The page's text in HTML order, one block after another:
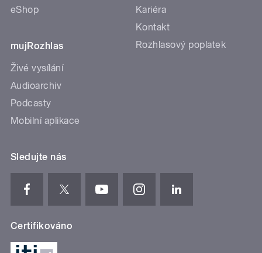
eShop
mujRozhlas
Živé vysílání
Audioarchiv
Podcasty
Mobilní aplikace
Kariéra
Kontakt
Rozhlasový poplatek
Sledujte nás
Certifikováno